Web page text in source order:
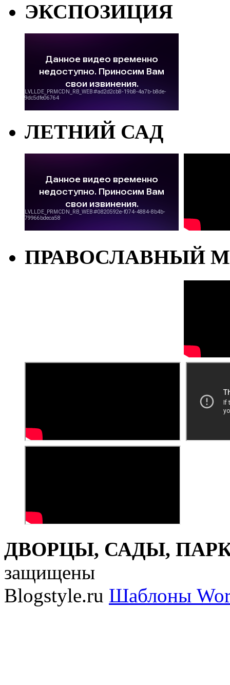
ЭКСПОЗИЦИЯ
ЛЕТНИЙ САД
ПРАВОСЛАВНЫЙ
ДВОРЦЫ, САДЫ,
защищены
Blogstyle.ru Шаблоны